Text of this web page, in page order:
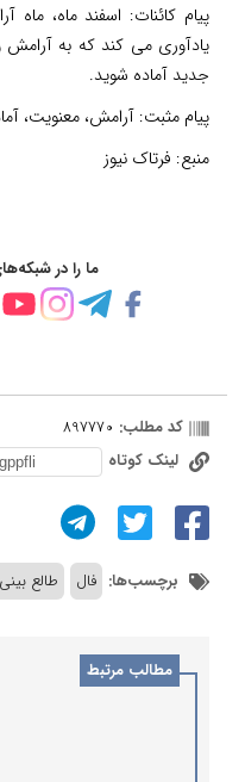
پیام کائنات: اسفند ماه،
یادآوری می کند که به
جدید آماده شوید.
پیام مثبت: آرامش، معنویت،
منبع: فرتاک نیوز
ما را در
کد مطلب: 897770
لینک کوتاه
برچسب‌ها: فال طالع بینی
مطالب مرتبط